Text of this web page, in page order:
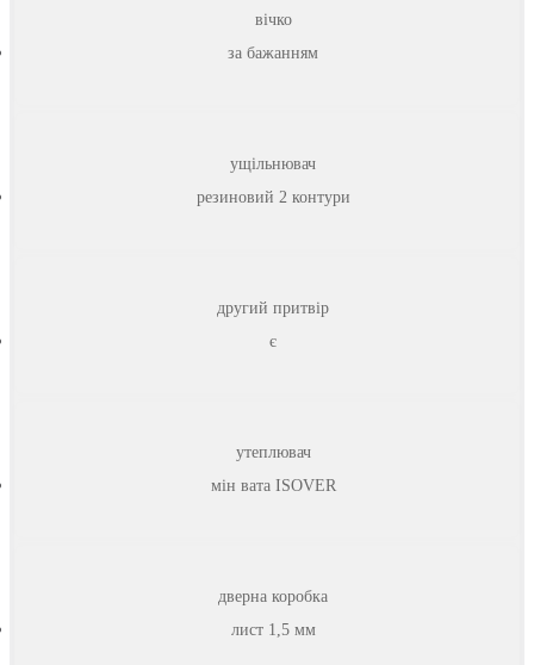
вічко
за бажанням
ущільнювач
резиновий 2 контури
другий притвір
є
утеплювач
мін вата ISOVER
дверна коробка
лист 1,5 мм